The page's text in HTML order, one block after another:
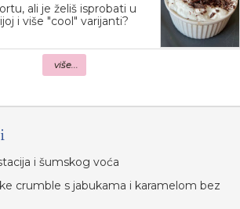
ali je želiš isprobati u
i više "cool" varijanti?
više...
i šumskog voća
crumble s jabukama i karamelom bez